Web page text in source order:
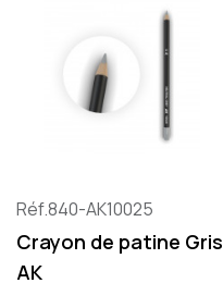
Réf.840-AK10025
Crayon de patine Gris
AK